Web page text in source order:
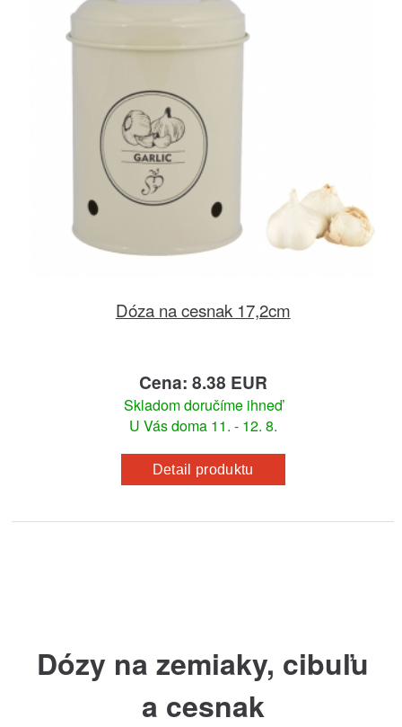
Dóza na cesnak 17,2cm
Cena: 8.38 EUR
Skladom doručíme ihneď
U Vás doma 11. - 12. 8.
Detail produktu
Dózy na zemiaky, cibuľu
a cesnak